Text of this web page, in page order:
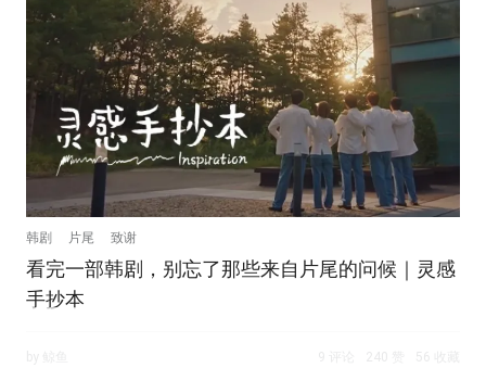
韩剧 片尾 致谢
看完一部韩剧，别忘了那些来自片尾的问候｜灵感
手抄本